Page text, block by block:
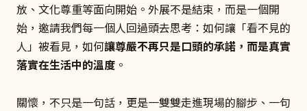
放、文化尊重等面向開始。外展不是結束，而是一個開
始，邀請我們每一個人回過頭去思考：如何讓「看不見的
人」被看見，如何讓尊嚴不再只是口頭的承諾，而是真實
落實在生活中的溫度 。
關懷，不只是一句話，更是一雙雙走進現場的腳步、一句